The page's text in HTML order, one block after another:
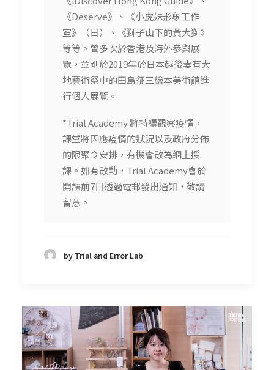
《Deserve》、《小虎妹形象工作
室》（日）、《獅子山下的黃大獅》
等等。曾多次於香港及海外參與展
覽，並剛於2019年於日本越後妻有大
地藝術祭中的田島征三繪本美術館進
行個人展覽。
*Trial Academy 將持續觀察疫情，
課堂將因應疫情的狀況以及政府分佈
的限聚令安排，有機會改為網上授
課。如有改動，Trial Academy會於
開課前7日透過電郵發出通知，敬請
留意。
by Trial and Error Lab